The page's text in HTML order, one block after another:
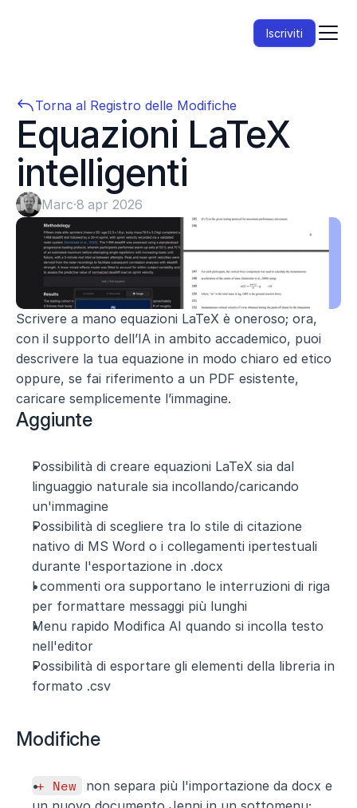
Torna al Registro delle Modifiche
Equazioni LaTeX
intelligenti
Marc·8 apr 2026
Scrivere a mano equazioni LaTeX è oneroso; ora,
con il supporto dell’IA in ambito accademico, puoi
descrivere la tua equazione in modo chiaro ed etico
oppure, se fai riferimento a un PDF esistente,
caricare semplicemente l’immagine.
Aggiunte
Possibilità di creare equazioni LaTeX sia dal
linguaggio naturale sia incollando/caricando
un'immagine
Possibilità di scegliere tra lo stile di citazione
nativo di MS Word o i collegamenti ipertestuali
durante l'esportazione in .docx
I commenti ora supportano le interruzioni di riga
per formattare messaggi più lunghi
Menu rapido Modifica AI quando si incolla testo
nell'editor
Possibilità di esportare gli elementi della libreria in
formato .csv
Modifiche
+ New
non separa più l'importazione da docx e
Iscriviti